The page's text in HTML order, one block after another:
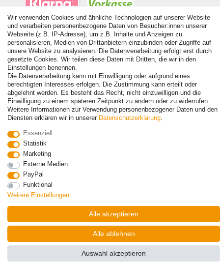
© Copyright 2026 | Alle Rechte vorbehalten. - Alle Rechte vorbehalten.
Preisangaben inkl. gesetzl. 19% MwSt. | Grundpreise siehe Artikeldetail | *Gilt für
Lieferungen nach Deutschland!
Vertrag widerrufen Kontakt
Wir verwenden Cookies und ähnliche Technologien auf unserer Website
und verarbeiten personenbezogene Daten von Besucher:innen unserer
Webseite (z.B. IP-Adresse), um z.B. Inhalte und Anzeigen zu
personalisieren, Medien von Drittanbietern einzubinden oder Zugriffe auf
unsere Website zu analysieren. Die Datenverarbeitung erfolgt erst durch
gesetzte Cookies. Wir teilen diese Daten mit Dritten, die wir in den
Einstellungen benennen.
Die Datenverarbeitung kann mit Einwilligung oder aufgrund eines
berechtigten Interesses erfolgen. Die Zustimmung kann erteilt oder
abgelehnt werden. Es besteht das Recht, nicht einzuwilligen und die
Einwilligung zu einem späteren Zeitpunkt zu ändern oder zu widerrufen.
Weitere Informationen zur Verwendung personenbezogener Daten und den
Diensten erklären wir in unserer Daten­schutz­erklärung.
Essenziell
Statistik
Marketing
Externe Medien
PayPal
Funktional
Weitere Einstellungen
Alle akzeptieren
Alle ablehnen
Auswahl akzeptieren